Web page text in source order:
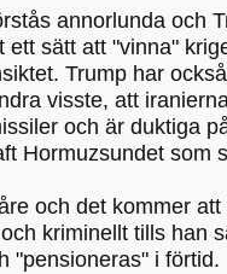
annorlunda och
ett sätt att "vinna"
Trump har
visste, att
och är duktiga
Hormuzsundet som
och det kommer att
kriminellt tills han
"pensioneras" i förtid.